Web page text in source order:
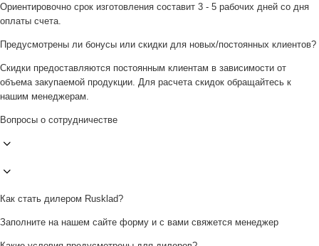
Ориентировочно срок изготовления составит 3 - 5 рабочих дней со дня
оплаты счета.
Предусмотрены ли бонусы или скидки для новых/постоянных клиентов?
Скидки предоставляются постоянным клиентам в зависимости от
объема закупаемой продукции. Для расчета скидок обращайтесь к
нашим менеджерам.
Вопросы о сотрудничестве
Как стать дилером Rusklad?
Заполните на нашем сайте форму и с вами свяжется менеджер